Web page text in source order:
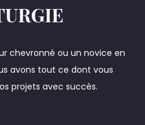
chevronné ou un novice en
avons tout ce dont vous
projets avec succès.